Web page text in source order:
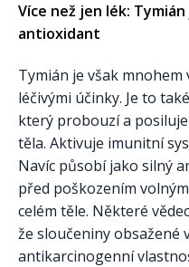
Více než jen lék:
antioxidant
Tymián je však
léčivými účinky. Je to
který probouzí a
těla. Aktivuje imunitní
Navíc působí jako silný
před poškozením
celém těle. Některé
že sloučeniny obsažené
antikarcinogenní